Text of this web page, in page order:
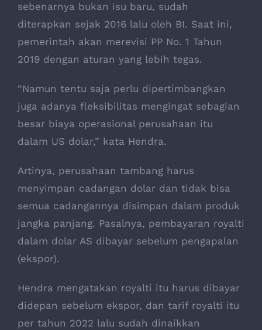
sebenarnya bukan isu baru, sudah
diterapkan sejak 2016 lalu oleh BI. Saat ini,
pemerintah akan merevisi PP No. 1 Tahun
2019 dengan aturan yang lebih tegas.
“Namun tentu saja perlu dipertimbangkan
juga adanya fleksibilitas mengingat sebagian
besar biaya operasional perusahaan itu
dalam US dolar,” kata Hendra.
Artinya, perusahaan tambang harus
menyimpan cadangan dolar dan tidak bisa
semua cadangannya disimpan dalam produk
jangka panjang. Pasalnya, pembayaran royalti
dalam dolar AS dibayar sebelum pengapalan
(ekspor).
Hendra mengatakan royalti itu harus dibayar
didepan sebelum ekspor, dan tarif royalti itu
per tahun 2022 lalu sudah dinaikkan